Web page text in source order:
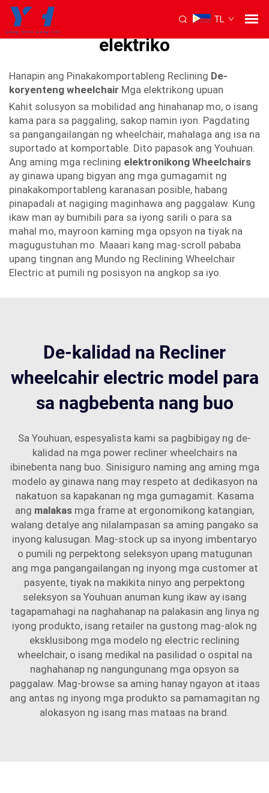
TL
Sineha na puhunan na
elektriko
Hanapin ang Pinakakomportableng Reclining De-
koryenteng wheelchair Mga elektrikong upuan
Kahit solusyon sa mobilidad ang hinahanap mo, o isang
kama para sa paggaling, sakop namin iyon. Pagdating
sa pangangailangan ng wheelchair, mahalaga ang isa na
suportado at komportable. Dito papasok ang Youhuan.
Ang aming mga reclining elektronikong Wheelchairs
ay ginawa upang bigyan ang mga gumagamit ng
pinakakomportableng karanasan posible, habang
pinapadali at nagiging maginhawa ang paggalaw. Kung
ikaw man ay bumibili para sa iyong sarili o para sa
mahal mo, mayroon kaming mga opsyon na tiyak na
magugustuhan mo. Maaari kang mag-scroll pababa
upang tingnan ang Mundo ng Reclining Wheelchair
Electric at pumili ng posisyon na angkop sa iyo.
De-kalidad na Recliner
wheelcahir electric model para
sa nagbebenta nang buo
Sa Youhuan, espesyalista kami sa pagbibigay ng de-
kalidad na mga power recliner wheelchairs na
ibinebenta nang buo. Sinisiguro naming ang aming mga
modelo ay ginawa nang may respeto at dedikasyon na
nakatuon sa kapakanan ng mga gumagamit. Kasama
ang malakas mga frame at ergonomikong katangian,
walang detalye ang nilalampasan sa aming pangako sa
inyong kalusugan. Mag-stock up sa inyong imbentaryo
o pumili ng perpektong seleksyon upang matugunan
ang mga pangangailangan ng inyong mga customer at
pasyente, tiyak na makikita ninyo ang perpektong
seleksyon sa Youhuan anuman kung ikaw ay isang
tagapamahagi na naghahanap na palakasin ang linya ng
iyong produkto, isang retailer na gustong mag-alok ng
eksklusibong mga modelo ng electric reclining
wheelchair, o isang medikal na pasilidad o ospital na
naghahanap ng nangungunang mga opsyon sa
paggalaw. Mag-browse sa aming hanay ngayon at itaas
ang antas ng inyong mga produkto sa pamamagitan ng
alokasyon ng isang mas mataas na brand.